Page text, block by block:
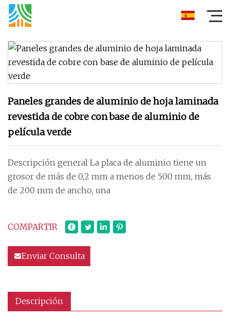
Paneles grandes de aluminio de hoja laminada
revestida de cobre con base de aluminio de
película verde
Descripción general La placa de aluminio tiene un
grosor de más de 0,2 mm a menos de 500 mm, más
de 200 mm de ancho, una
COMPARTIR
Enviar Consulta
Descripción